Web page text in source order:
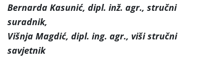
Bernarda Kasunić, dipl. inž. agr., stručni
suradnik,
Višnja Magdić, dipl. ing. agr., viši stručni
savjetnik